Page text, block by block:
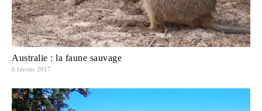
Australie : la faune sauvage
6 février 2017